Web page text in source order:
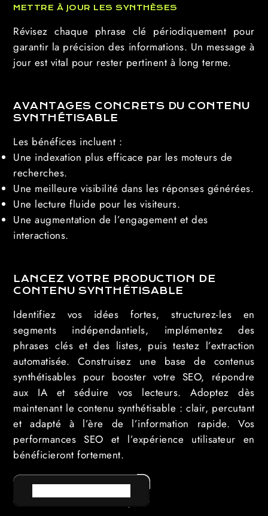
METTRE À JOUR LES SYNTHÈSES
Révisez chaque phrase clé périodiquement pour
garantir la précision des informations. Un message à
jour est vital pour rester pertinent à long terme.
AVANTAGES CONCRETS DU CONTENU
SYNTHÉTISABLE
Les bénéfices incluent :
Une indexation plus efficace par les moteurs de
recherches.
Une meilleure visibilité dans les réponses générées.
Une lecture fluide pour les visiteurs.
Une augmentation de l’engagement et des
interactions.
LANCEZ VOTRE PRODUCTION DE
CONTENU SYNTHÉTISABLE
Identifiez vos idées fortes, structurez-les en
segments indépendantiels, implémentez des
phrases clés et des listes, puis testez l’extraction
automatisée. Construisez une base de contenus
synthétisables pour booster votre SEO, répondre
aux IA et séduire vos lecteurs. Adoptez dès
maintenant le contenu synthétisable : clair, percutant
et adapté à l’ère de l’information rapide. Vos
performances SEO et l’expérience utilisateur en
bénéficieront fortement.